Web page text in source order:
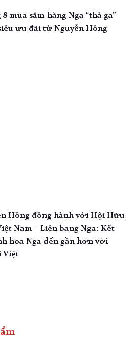
8 mua sắm hàng Nga “thả ga”
ưu đãi từ Nguyễn Hồng
Hồng đồng hành với Hội Hữu
Nam – Liên bang Nga: Kết
hoa Nga đến gần hơn với
Việt